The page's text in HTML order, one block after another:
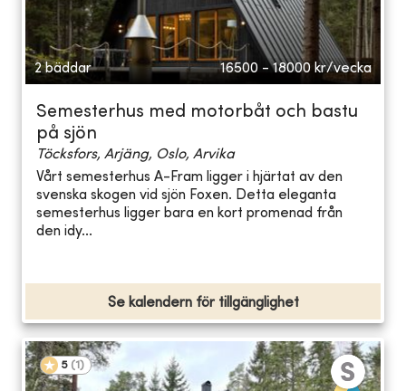
2 bäddar 16500 - 18000 kr/vecka
Semesterhus med motorbåt och bastu
på sjön
Töcksfors, Arjäng, Oslo, Arvika
Vårt semesterhus A-Fram ligger i hjärtat av den
svenska skogen vid sjön Foxen. Detta eleganta
semesterhus ligger bara en kort promenad från
den idy...
Se kalendern för tillgänglighet
5 (1 )